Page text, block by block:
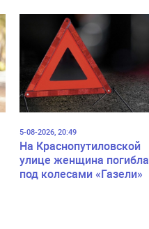
5-08-2026, 20:49
На Краснопутиловской
улице женщина погибла
под колесами «Газели»